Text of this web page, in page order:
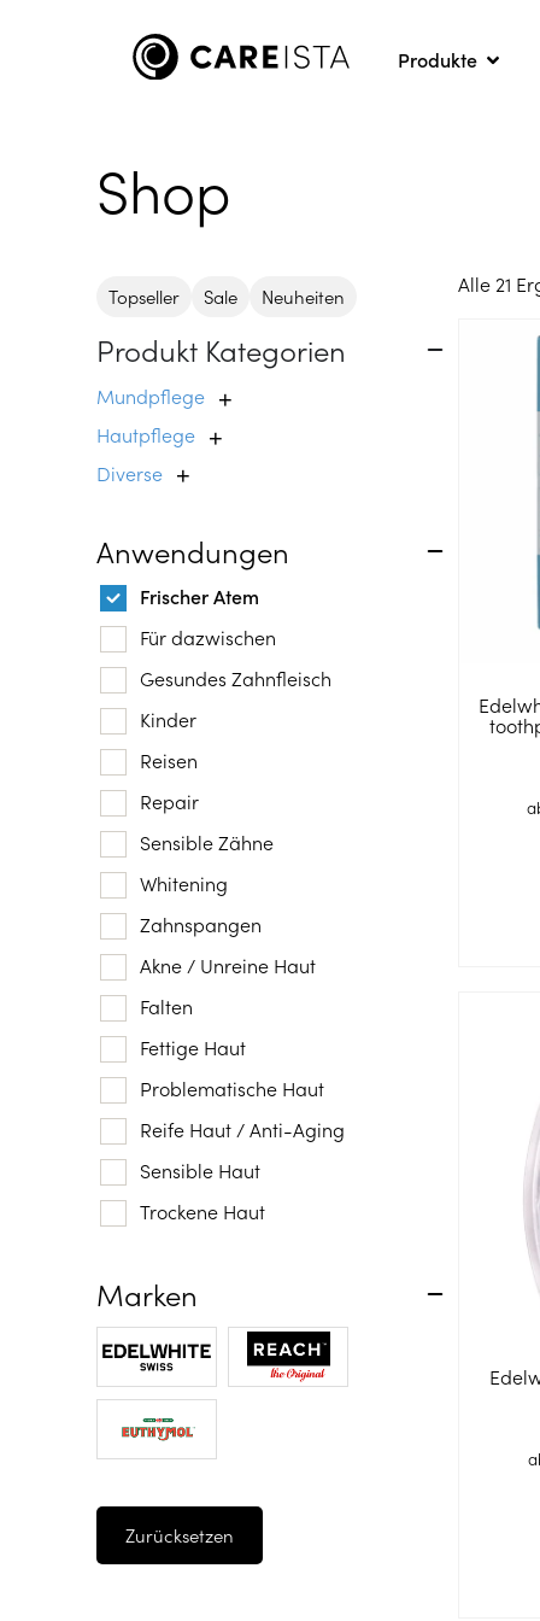
Produkte
Shop
Topseller Sale Neuheiten
Produkt Kategorien
Mundpflege +
Hautpflege +
Diverse +
Anwendungen
Frischer Atem
Für dazwischen
Gesundes Zahnfleisch
Kinder
Reisen
Repair
Sensible Zähne
Whitening
Zahnspangen
Akne / Unreine Haut
Falten
Fettige Haut
Problematische Haut
Reife Haut / Anti-Aging
Sensible Haut
Trockene Haut
Marken
EDELWHITE REACH
Euthymol
Zurücksetzen
Alle 21